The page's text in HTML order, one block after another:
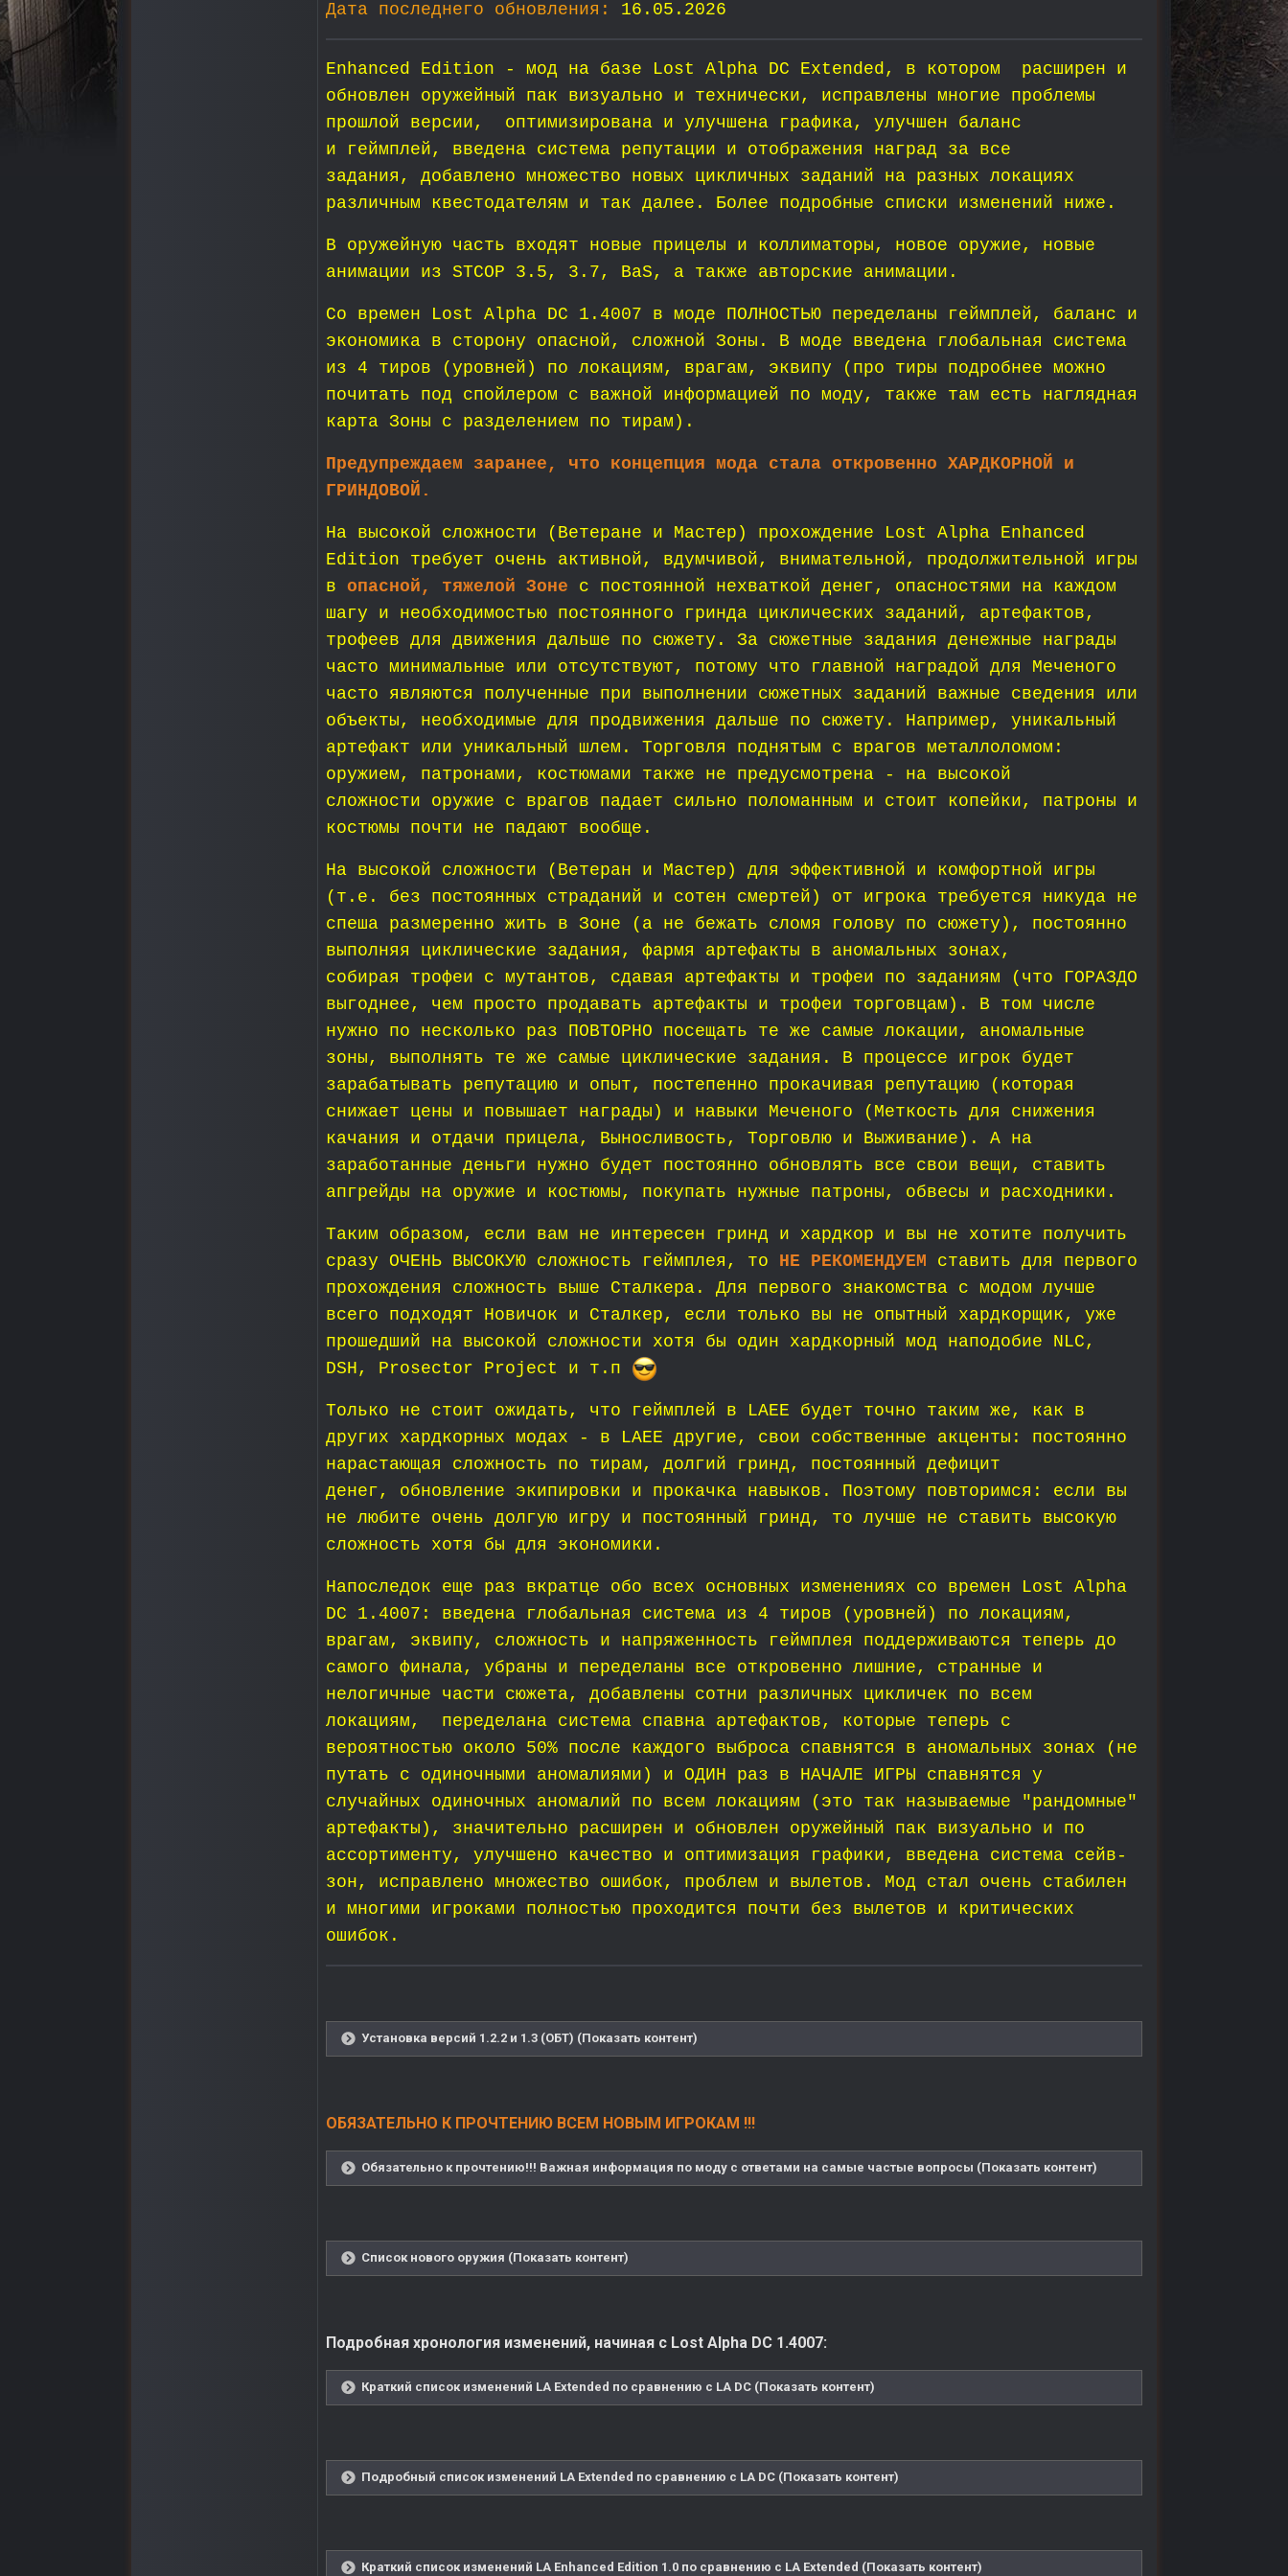
Дата последнего обновления: 16.05.2026
Enhanced Edition - мод на базе Lost Alpha DC Extended, в котором расширен и
обновлен оружейный пак визуально и технически, исправлены многие проблемы
прошлой версии, оптимизирована и улучшена графика, улучшен баланс
и геймплей, введена система репутации и отображения наград за все
задания, добавлено множество новых цикличных заданий на разных локациях
различным квестодателям и так далее. Более подробные списки изменений ниже.
В оружейную часть входят новые прицелы и коллиматоры, новое оружие, новые
анимации из STCOP 3.5, 3.7, BaS, а также авторские анимации.
Со времен Lost Alpha DC 1.4007 в моде ПОЛНОСТЬЮ переделаны геймплей, баланс и
экономика в сторону опасной, сложной Зоны. В моде введена глобальная система
из 4 тиров (уровней) по локациям, врагам, эквипу (про тиры подробнее можно
почитать под спойлером с важной информацией по моду, также там есть наглядная
карта Зоны с разделением по тирам).
Предупреждаем заранее, что концепция мода стала откровенно ХАРДКОРНОЙ и
ГРИНДОВОЙ.
На высокой сложности (Ветеране и Мастер) прохождение Lost Alpha Enhanced
Edition требует очень активной, вдумчивой, внимательной, продолжительной игры
в опасной, тяжелой Зоне с постоянной нехваткой денег, опасностями на каждом
шагу и необходимостью постоянного гринда циклических заданий, артефактов,
трофеев для движения дальше по сюжету. За сюжетные задания денежные награды
часто минимальные или отсутствуют, потому что главной наградой для Меченого
часто являются полученные при выполнении сюжетных заданий важные сведения или
объекты, необходимые для продвижения дальше по сюжету. Например, уникальный
артефакт или уникальный шлем. Торговля поднятым с врагов металлоломом:
оружием, патронами, костюмами также не предусмотрена - на высокой
сложности оружие с врагов падает сильно поломанным и стоит копейки, патроны и
костюмы почти не падают вообще.
На высокой сложности (Ветеран и Мастер) для эффективной и комфортной игры
(т.е. без постоянных страданий и сотен смертей) от игрока требуется никуда не
спеша размеренно жить в Зоне (а не бежать сломя голову по сюжету), постоянно
выполняя циклические задания, фармя артефакты в аномальных зонах,
собирая трофеи с мутантов, сдавая артефакты и трофеи по заданиям (что ГОРАЗДО
выгоднее, чем просто продавать артефакты и трофеи торговцам). В том числе
нужно по несколько раз ПОВТОРНО посещать те же самые локации, аномальные
зоны, выполнять те же самые циклические задания. В процессе игрок будет
зарабатывать репутацию и опыт, постепенно прокачивая репутацию (которая
снижает цены и повышает награды) и навыки Меченого (Меткость для снижения
качания и отдачи прицела, Выносливость, Торговлю и Выживание). А на
заработанные деньги нужно будет постоянно обновлять все свои вещи, ставить
апгрейды на оружие и костюмы, покупать нужные патроны, обвесы и расходники.
Таким образом, если вам не интересен гринд и хардкор и вы не хотите получить
сразу ОЧЕНЬ ВЫСОКУЮ сложность геймплея, то НЕ РЕКОМЕНДУЕМ ставить для первого
прохождения сложность выше Сталкера. Для первого знакомства с модом лучше
всего подходят Новичок и Сталкер, если только вы не опытный хардкорщик, уже
прошедший на высокой сложности хотя бы один хардкорный мод наподобие NLC,
DSH, Prosector Project и т.п
Только не стоит ожидать, что геймплей в LAEE будет точно таким же, как в
других хардкорных модах - в LAEE другие, свои собственные акценты: постоянно
нарастающая сложность по тирам, долгий гринд, постоянный дефицит
денег, обновление экипировки и прокачка навыков. Поэтому повторимся: если вы
не любите очень долгую игру и постоянный гринд, то лучше не ставить высокую
сложность хотя бы для экономики.
Напоследок еще раз вкратце обо всех основных изменениях со времен Lost Alpha
DC 1.4007: введена глобальная система из 4 тиров (уровней) по локациям,
врагам, эквипу, сложность и напряженность геймплея поддерживаются теперь до
самого финала, убраны и переделаны все откровенно лишние, странные и
нелогичные части сюжета, добавлены сотни различных цикличек по всем
локациям, переделана система спавна артефактов, которые теперь с
вероятностью около 50% после каждого выброса спавнятся в аномальных зонах (не
путать с одиночными аномалиями) и ОДИН раз в НАЧАЛЕ ИГРЫ спавнятся у
случайных одиночных аномалий по всем локациям (это так называемые "рандомные"
артефакты), значительно расширен и обновлен оружейный пак визуально и по
ассортименту, улучшено качество и оптимизация графики, введена система сейв-
зон, исправлено множество ошибок, проблем и вылетов. Мод стал очень стабилен
и многими игроками полностью проходится почти без вылетов и критических
ошибок.
Установка версий 1.2.2 и 1.3 (ОБТ) (Показать контент)
ОБЯЗАТЕЛЬНО К ПРОЧТЕНИЮ ВСЕМ НОВЫМ ИГРОКАМ !!!
Обязательно к прочтению!!! Важная информация по моду с ответами на самые частые вопросы (Показать контент)
Список нового оружия (Показать контент)
Подробная хронология изменений, начиная с Lost Alpha DC 1.4007:
Краткий список изменений LA Extended по сравнению с LA DC (Показать контент)
Подробный список изменений LA Extended по сравнению с LA DC (Показать контент)
Краткий список изменений LA Enhanced Edition 1.0 по сравнению с LA Extended (Показать контент)